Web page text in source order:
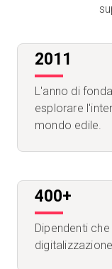
2011
L'anno di
esplorare
mondo edile.
400+
Dipendenti